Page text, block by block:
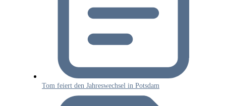
Tom feiert den Jahreswechsel in Potsdam